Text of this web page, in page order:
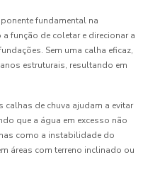
fundamental na
função de coletar e direcionar a
Sem uma calha eficaz,
estruturais, resultando em
de chuva ajudam a evitar
que a água em excesso não
como a instabilidade do
áreas com terreno inclinado ou